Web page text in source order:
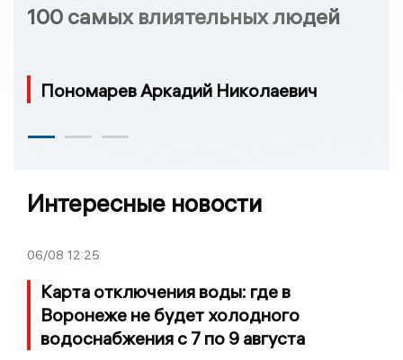
100 самых влиятельных людей
Пономарев Аркадий Николаевич
Интересные новости
06/08 12:25
Карта отключения воды: где в
Воронеже не будет холодного
водоснабжения с 7 по 9 августа